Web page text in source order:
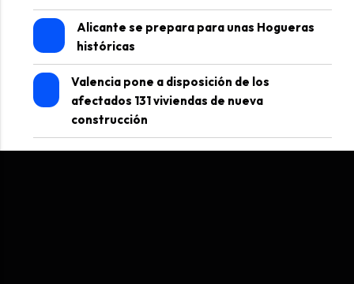
Alicante se prepara para unas Hogueras
históricas
Valencia pone a disposición de los
afectados 131 viviendas de nueva
construcción